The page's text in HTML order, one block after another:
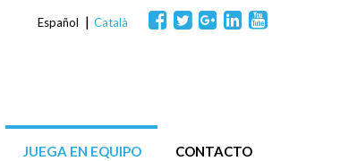
Español Català
JUEGA EN EQUIPO CONTACTO